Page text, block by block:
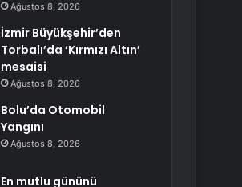
Ağustos 8, 2026
İzmir Büyükşehir’den
Torbalı’da ‘Kırmızı Altın’
mesaisi
Ağustos 8, 2026
Bolu’da Otomobil
Yangını
Ağustos 8, 2026
En mutlu gününü